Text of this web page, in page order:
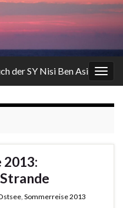
der SY Nisi Ben Asi
Sommerreise 2013